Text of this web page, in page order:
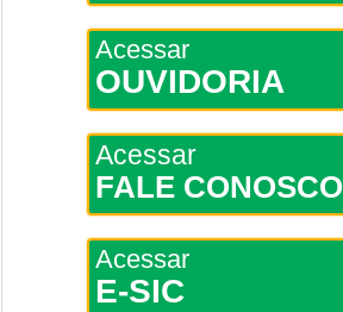
Acessar
OUVIDORIA
Acessar
FALE CONOSCO
Acessar
E-SIC